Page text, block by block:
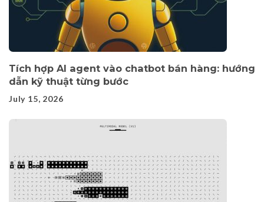
Tích hợp AI agent vào chatbot bán hàng: hướng
dẫn kỹ thuật từng bước
July 15, 2026